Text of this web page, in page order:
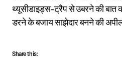
थ्यूसीडाइड्स-ट्रैप से उबरने की बात
डरने के बजाय साझेदार बनने की
Share this: